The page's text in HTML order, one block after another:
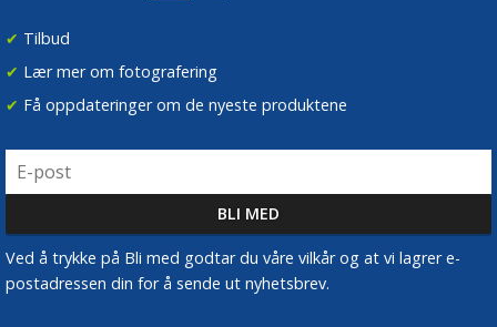
✔ Tilbud
✔ Lær mer om fotografering
✔ Få oppdateringer om de nyeste produktene
Ved å trykke på Bli med godtar du våre vilkår og at vi lagrer e-
postadressen din for å sende ut nyhetsbrev.